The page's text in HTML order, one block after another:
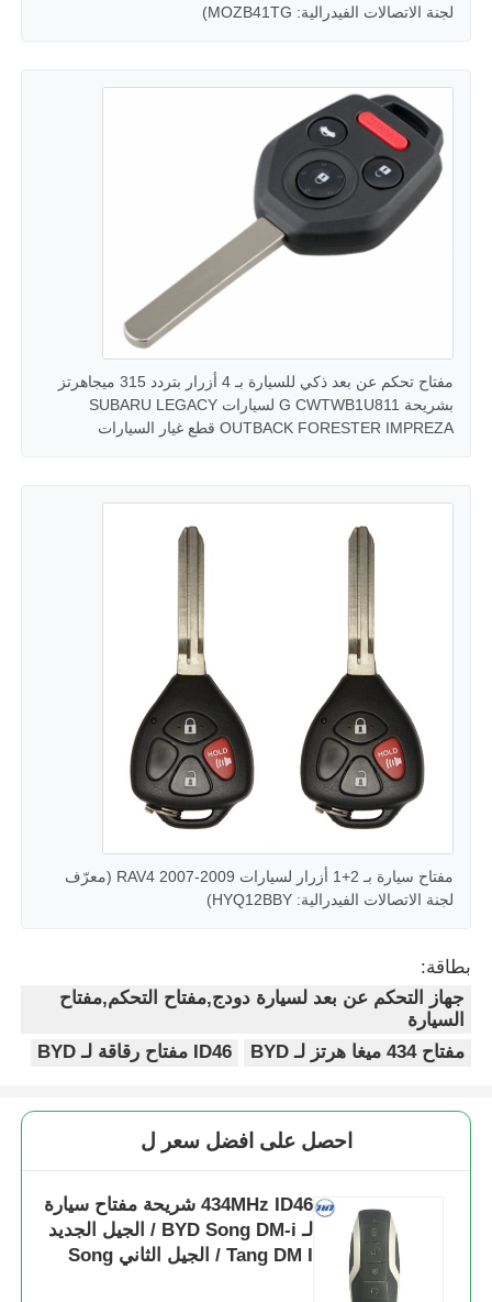
جولة في المعمل
ضبط الجودة
جميع القضايا
قذيفة مفتاح السيارة
شفرة مفاتيح السيارة
قطعة طحن زاوية واحدة
مبرمج مفتاح السيارة
شريحة الارسال والاستقبال
آلة القفل
المفتاح الذكي
لجنة الاتصالات الفيدرالية: MOZB41TG)
مفتاح تحكم عن بعد ذكي للسيارة بـ 4 أزرار بتردد 315 ميجاهرتز
بشريحة G CWTWB1U811 لسيارات SUBARU LEGACY
OUTBACK FORESTER IMPREZA قطع غيار السيارات
مفتاح سيارة بـ 2+1 أزرار لسيارات RAV4 2007-2009 (معرّف
لجنة الاتصالات الفيدرالية: HYQ12BBY)
بطاقة:
جهاز التحكم عن بعد لسيارة دودج,مفتاح التحكم,مفتاح
السيارة
مفتاح 434 ميغا هرتز لـ BYD
ID46 مفتاح رقاقة لـ BYD
احصل على افضل سعر ل
434MHz ID46 شريحة مفتاح سيارة
لـ BYD Song DM-i / الجيل الجديد
Tang DM I / الجيل الثاني Song